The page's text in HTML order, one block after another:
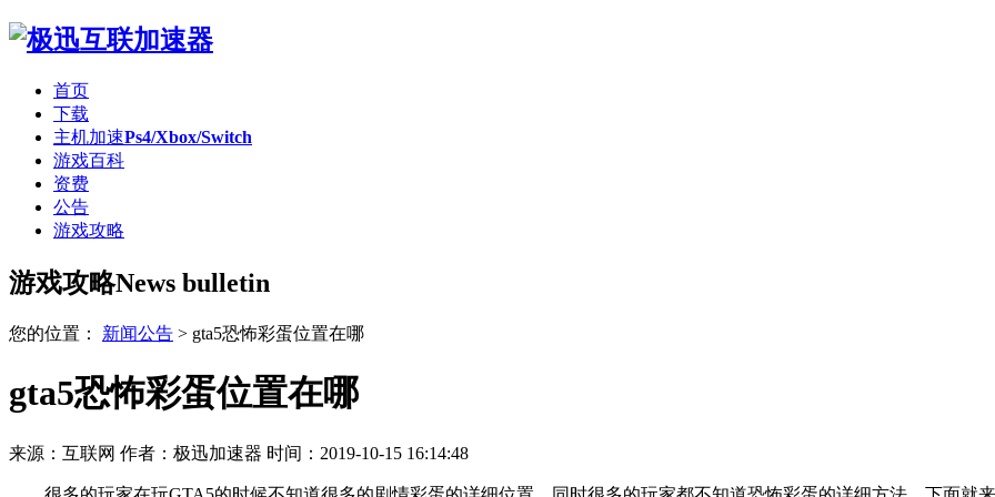
首页
下载
主机加速Ps4/Xbox/Switch
游戏百科
资费
公告
游戏攻略
游戏攻略News bulletin
您的位置： 新闻公告 > gta5恐怖彩蛋位置在哪
gta5恐怖彩蛋位置在哪
来源：互联网 作者：极迅加速器 时间：2019-10-15 16:14:48